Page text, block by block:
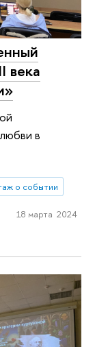
века
в
о событии
18 марта 2024